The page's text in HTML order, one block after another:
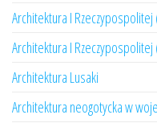
Architektura I
Architektura I
Architektura Lusaki
Architektura neogotycka w